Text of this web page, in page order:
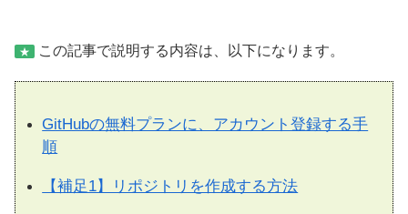
★ この記事で説明する内容は、以下になります。
GitHubの無料プランに、アカウント登録する手
順
【補足1】リポジトリを作成する方法